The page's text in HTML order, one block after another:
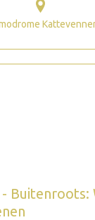
Buitenroots: